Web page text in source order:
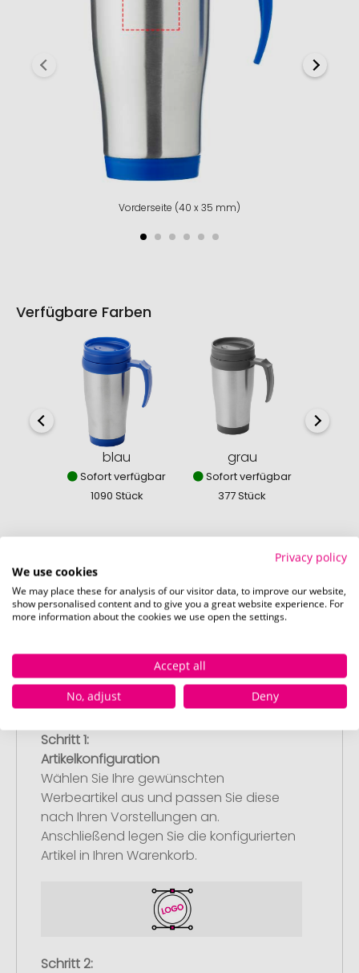
Vorderseite (40 x 35 mm)
Verfügbare Farben
blau
Sofort verfügbar
1090 Stück
grau
Sofort verfügbar
377 Stück
So einfach bestellen Sie Ihre Werbeartikel bei
Pinkcube
Schritt 1:
Artikelkonfiguration
Wählen Sie Ihre gewünschten
Werbeartikel aus und passen Sie diese
nach Ihren Vorstellungen an.
Anschließend legen Sie die konfigurierten
Artikel in Ihren Warenkorb.
Schritt 2:
Privacy policy
We use cookies
We may place these for analysis of our visitor data, to improve our website,
show personalised content and to give you a great website experience. For
more information about the cookies we use open the settings.
Accept all
No, adjust
Deny